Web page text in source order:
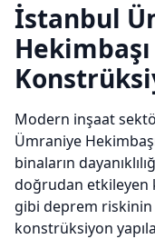
İstanbul
Modern inşaat
Ümraniye
binaların
doğrudan etkileyen
gibi deprem
konstrüksiyon